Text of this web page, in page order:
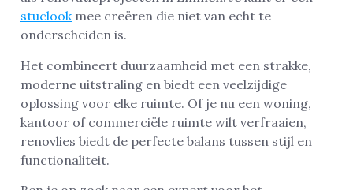
stuclookmee creëren die niet van echt te
onderscheiden is.
Het combineert duurzaamheid met een strakke,
moderne uitstraling en biedt een veelzijdige
oplossing voor elke ruimte. Of je nu een woning,
kantoor of commerciële ruimte wilt verfraaien,
renovlies biedt de perfecte balans tussen stijl en
functionaliteit.